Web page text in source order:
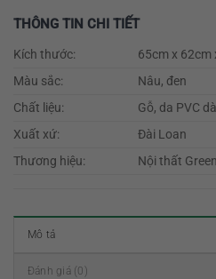
THÔNG TIN CHI TIẾT
Kích thước:
65cm x 62cm
Màu sắc:
Nâu, đen
Chất liệu:
Gỗ, da PVC
Xuất xứ:
Đài Loan
Thương hiệu:
Nội thất
Mô tả
Đánh giá (0)